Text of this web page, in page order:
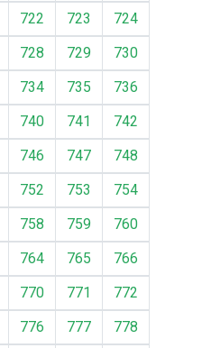
722 723
724
728 729
730
734 735
736
740 741
742
746 747
748
752 753
754
758 759
760
764 765
766
770 771
772
776 777
778